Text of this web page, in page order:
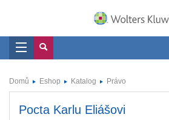
Domů Eshop Katalog Právo
Pocta Karlu Eliášovi